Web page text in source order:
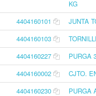
KG
4404160101
JUNTA
4404160103
4404160227
PURGA
4404160002
CJTO.
4404160230
PURGA